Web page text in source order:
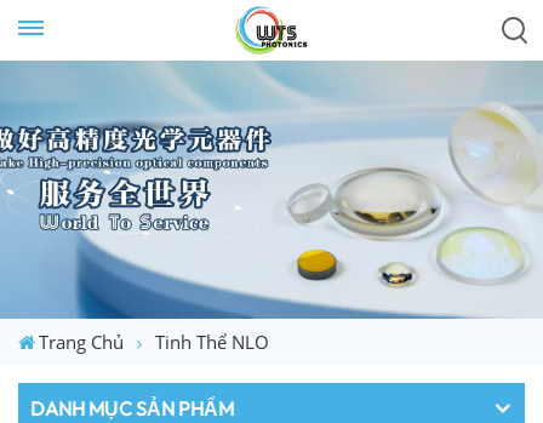
Trang Chủ Tinh Thể NLO
DANH MỤC SẢN PHẨM